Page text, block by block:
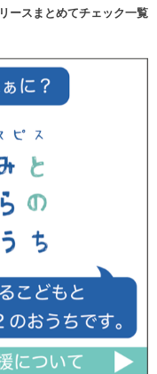
ースまとめてチェック一覧